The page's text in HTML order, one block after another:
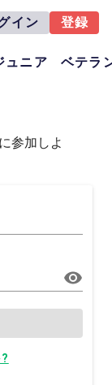
イン 登録
ュニア ベテラ
参加しよ